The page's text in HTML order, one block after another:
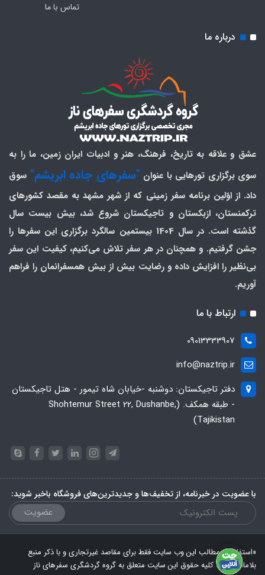
تماس با ما
درباره ما
عشق و علاقه به تاریخ، فرهنگ، هنر و ادبیات ایران زمین، ما را به
سوی برگزاری تورهایی با عنوان "سفرهای جاده ابریشم" سوق
داد. از اوّلین برنامه سفر زمینی که از شهر مشهد به مقصد کشورهای
ترکمنستان، ازبکستان و تاجیکستان شروع شد، بیش بیست سال
گذشته است. در سال 1404 بیستمین سالگرد برگزاری این سفرها را
جشن گرفتیم. و همچنان در هر سفر تلاش می‌کنیم، کیفیت این سفر
بی‌نظیر را افزایش داده و رضایت بیش از بیش همسفرانمان را فراهم
آوریم.
ارتباط با ما
09013333907
info@naztrip.ir
دفتر تاجیکستان: دوشنبه -خیابان شاه تیمور - هتل تاجیکستان
- طبقه همکف. (Shohtemur Street 22, Dushanbe,
Tajikistan)
با عضویت در خبرنامه، از تخفیف‌ها و جدیدترین‌های فروشگاه باخبر شوید:
عضویت
«استفاده از مطالب این وب سایت فقط برای مقاصد غیرتجاری و با ذکر منبع
بلامانع است. کلیه حقوق این سایت متعلق به گروه گردشگری سفرهای ناز